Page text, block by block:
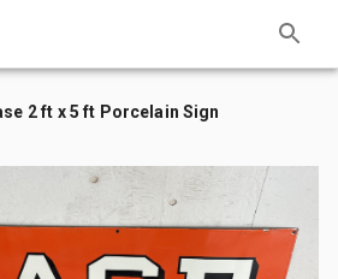
2 ft x 5 ft Porcelain Sign